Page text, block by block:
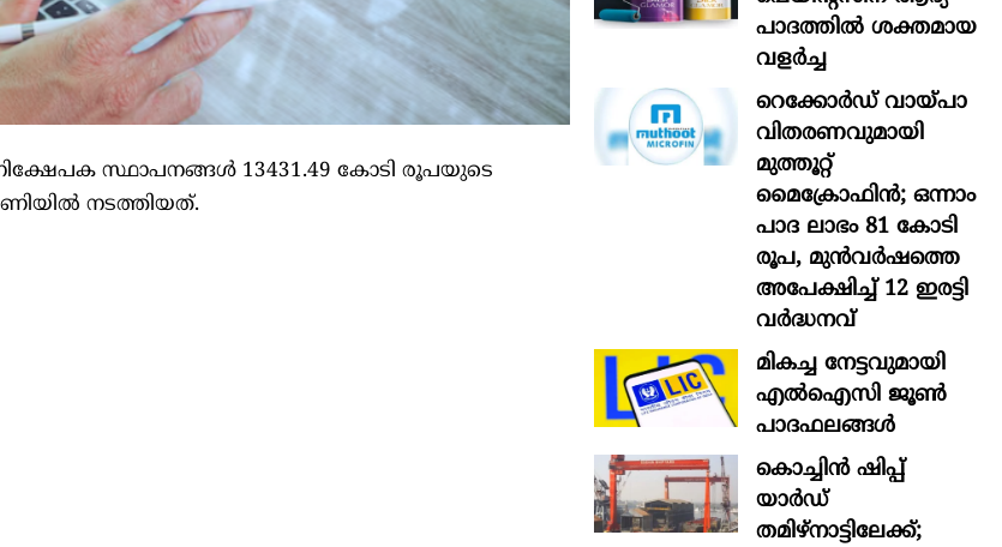
സ്ഥാപനങ്ങള്‍ 13431.49 കോടി രൂപയുടെ
നടത്തിയത്‌.
പാദത്തിൽ ശക്തമായ
വളർച്ച
റെക്കോർഡ് വായ്പാ
വിതരണവുമായി
മുത്തൂറ്റ്
മൈക്രോഫിൻ; ഒന്നാം
പാദ ലാഭം 81 കോടി
രൂപ, മുൻവർഷത്തെ
അപേക്ഷിച്ച് 12 ഇരട്ടി
വർദ്ധനവ്
മികച്ച നേട്ടവുമായി
എൽഐസി ജൂൺ
പാദഫലങ്ങൾ
കൊച്ചിന്‍ ഷിപ്പ്
യാർഡ്
തമിഴ്നാട്ടിലേക്ക്;